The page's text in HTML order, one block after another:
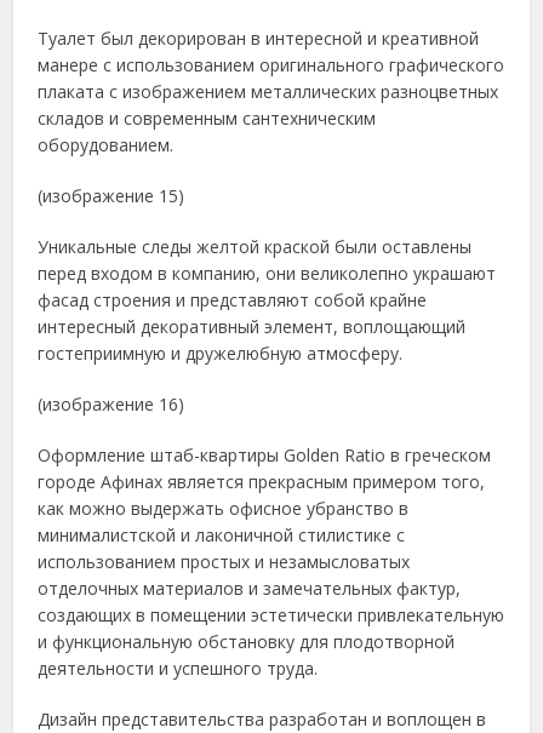
Туалет был декорирован в интересной и креативной
манере с использованием оригинального графического
плаката с изображением металлических разноцветных
складов и современным сантехническим
оборудованием.
(изображение 15)
Уникальные следы желтой краской были оставлены
перед входом в компанию, они великолепно украшают
фасад строения и представляют собой крайне
интересный декоративный элемент, воплощающий
гостеприимную и дружелюбную атмосферу.
(изображение 16)
Оформление штаб-квартиры Golden Ratio в греческом
городе Афинах является прекрасным примером того,
как можно выдержать офисное убранство в
минималистской и лаконичной стилистике с
использованием простых и незамысловатых
отделочных материалов и замечательных фактур,
создающих в помещении эстетически привлекательную
и функциональную обстановку для плодотворной
деятельности и успешного труда.
Дизайн представительства разработан и воплощен в